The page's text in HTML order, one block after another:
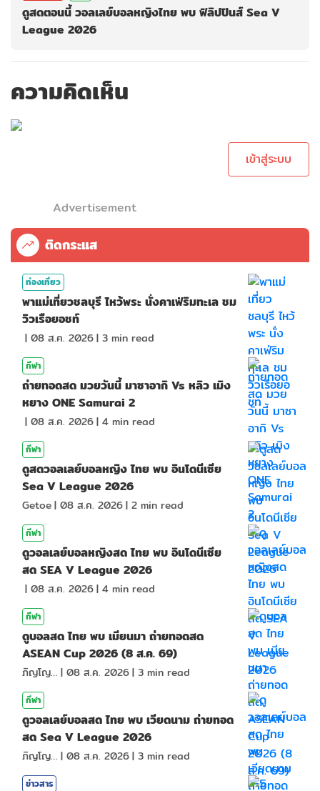
ดูสดตอนนี้ วอลเลย์บอลหญิงไทย พบ ฟิลิปปินส์ Sea V
League 2026
ความคิดเห็นกรุณาเข้าสู่ระบบ
เข้าสู่ระบบ
Advertisement
ติดกระแส
ท่องเที่ยว
พาแม่เที่ยวชลบุรี ไหว้พระ นั่งคาเฟ่ริมทะเล ชม
วิวเรือยอชท์
| 08 ส.ค. 2026| 3 min read
กีฬา
ถ่ายทอดสด มวยวันนี้ มาซาอากิ Vs หลิว เมิง
หยาง ONE Samurai 2
| 08 ส.ค. 2026| 4 min read
กีฬา
ดูสดวอลเลย์บอลหญิง ไทย พบ อินโดนีเซีย
Sea V League 2026
Getoe| 08 ส.ค. 2026| 2 min read
กีฬา
ดูวอลเลย์บอลหญิงสด ไทย พบ อินโดนีเซีย
สด SEA V League 2026
| 08 ส.ค. 2026| 4 min read
กีฬา
ดูบอลสด ไทย พบ เมียนมา ถ่ายทอดสด
ASEAN Cup 2026 (8 ส.ค. 69)
ภิญโญ ส่องแสง | 08 ส.ค. 2026| 3 min read
กีฬา
ดูวอลเลย์บอลสด ไทย พบ เวียดนาม ถ่ายทอด
สด Sea V League 2026
ภิญโญ ส่องแสง | 08 ส.ค. 2026| 3 min read
ข่าวสาร